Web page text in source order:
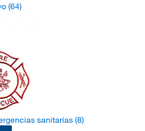
(64)
sanitarias(8)